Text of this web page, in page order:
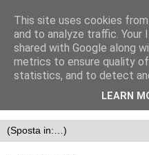
This site uses cookies
and to analyze traffic. Your
shared with Google along
metrics to ensure quality
statistics, and to detect
LEARN